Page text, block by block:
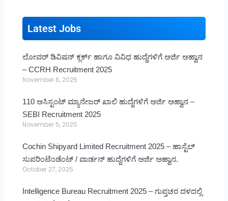
Latest Jobs
ಲೋವರ್ ಡಿವಿಷನ್ ಕ್ಲರ್ಕ್ ಹಾಗೂ ವಿವಿಧ ಹುದ್ದೆಗಳಿಗೆ ಅರ್ಜಿ ಅಹ್ವಾನ
– CCRH Recruitment 2025
November 6, 2025
110 ಅಸಿಸ್ಟಂಟ್ ಮ್ಯಾನೇಜರ್ ಖಾಲಿ ಹುದ್ದೆಗಳಿಗೆ ಅರ್ಜಿ ಅಹ್ವಾನ –
SEBI Recruitment 2025
November 5, 2025
Cochin Shipyard Limited Recruitment 2025 – ಹಾಸ್ಟೆಲ್
ಸುಪರಿಂಟೆಂಡೆಂಟ್ / ವಾರ್ಡನ್ ಹುದ್ದೆಗಳಿಗೆ ಅರ್ಜಿ ಅಹ್ವಾನ.
October 27, 2025
Intelligence Bureau Recruitment 2025 – ಗುಪ್ತಚರ ದಳದಲ್ಲಿ